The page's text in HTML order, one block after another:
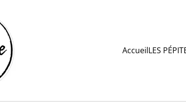
AccueilLES